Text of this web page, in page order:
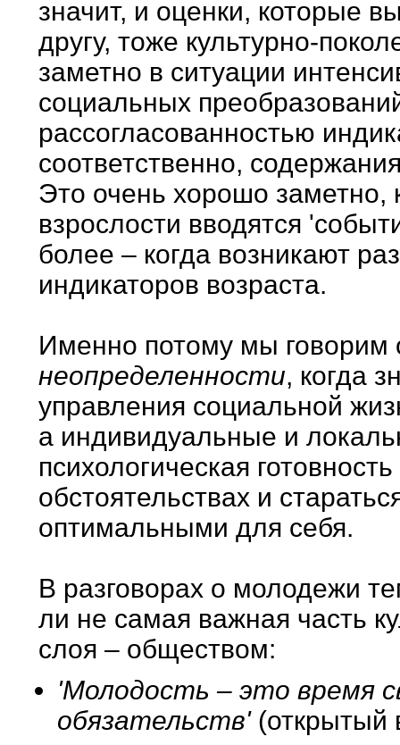
значит, и оценки, которые
другу, тоже культурно-
заметно в ситуации
социальных
рассогласованностью
соответственно,
Это очень хорошо заметно,
взрослости вводятся
более – когда возникают
индикаторов возраста.
Именно потому мы говорим
неопределенности, когда
управления социальной
а индивидуальные и
психологическая
обстоятельствах и
оптимальными для себя.
В разговорах о молодежи
ли не самая важная часть
слоя – обществом:
'Молодость – это время
обязательств'(открытый